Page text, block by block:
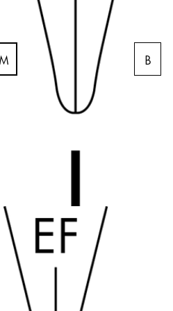
Betty Soldi
Betty Soldi
Betty Soldi
M B